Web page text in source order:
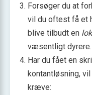
Forsøger du at
vil du oftest få et
blive tilbudt en
væsentligt dyrere.
Har du fået en
kontantløsning,
kræve: